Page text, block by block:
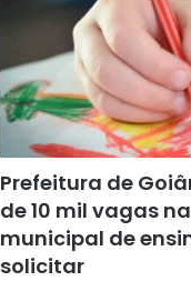
Prefeitura de
de 10 mil vagas
municipal de
solicitar